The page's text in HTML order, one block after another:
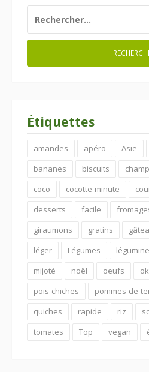
Étiquettes
amandes apéro Asie
bananes
biscuits
coco
cocotte-minute
desserts
facile
giraumons
gratins
léger
Légumes
mijoté
noël oeufs
pois-chiches
pommes-de-
quiches
rapide riz
tomates
Top vegan